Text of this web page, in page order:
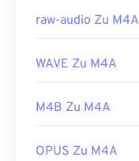
raw-audio Zu M4A
WAVE Zu M4A
M4B Zu M4A
OPUS Zu M4A